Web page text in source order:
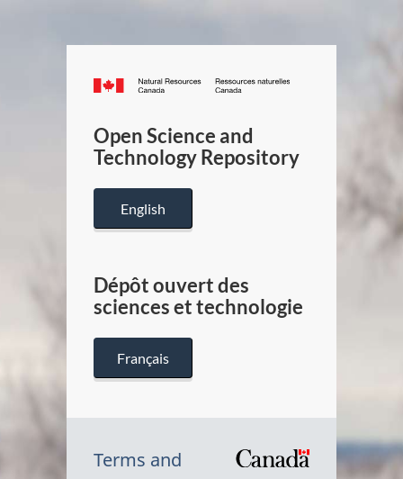
Canada.ca
/
Canada
Open Science and
Technology Repository
English
Dépôt ouvert des
sciences et technologie
Français
Terms and